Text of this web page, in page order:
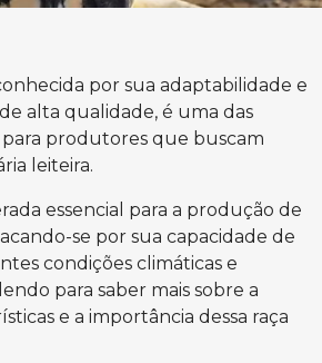
por sua adaptabilidade e
alta qualidade, é uma das
para produtores que buscam
leiteira.
essencial para a produção de
se por sua capacidade de
condições climáticas e
para saber mais sobre a
e a importância dessa raça